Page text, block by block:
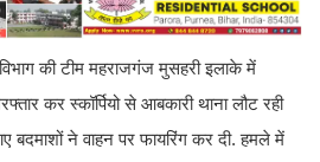
की टीम महराजगंज मुसहरी इलाके में
कर स्कॉर्पियो से आबकारी थाना लौट रही
बदमाशों ने वाहन पर फायरिंग कर दी. हमले में